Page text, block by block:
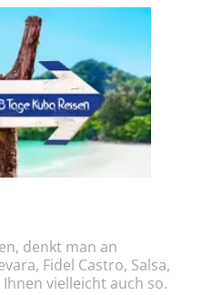
denkt man an
Fidel Castro, Salsa,
vielleicht auch so.